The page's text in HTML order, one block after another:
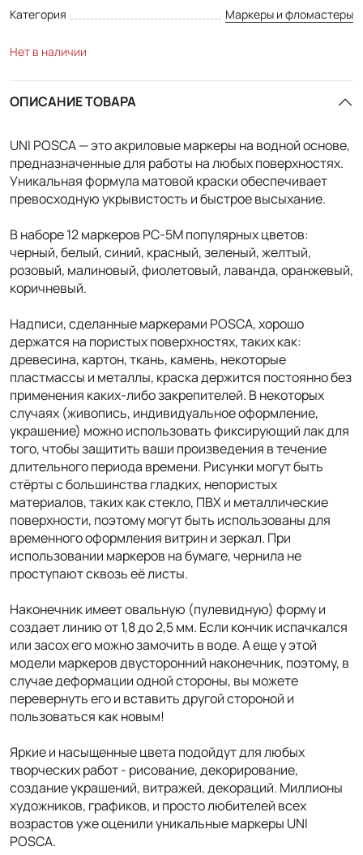
Категория
Маркеры и фломастеры
Нет в наличии
ОПИСАНИЕ ТОВАРА
UNI POSCA — это акриловые маркеры на водной основе,
предназначенные для работы на любых поверхностях.
Уникальная формула матовой краски обеспечивает
превосходную укрывистость и быстрое высыхание.
В наборе 12 маркеров PC-5M популярных цветов:
черный, белый, синий, красный, зеленый, желтый,
розовый, малиновый, фиолетовый, лаванда, оранжевый,
коричневый.
Надписи, сделанные маркерами POSCA, хорошо
держатся на пористых поверхностях, таких как:
древесина, картон, ткань, камень, некоторые
пластмассы и металлы, краска держится постоянно без
применения каких-либо закрепителей. В некоторых
случаях (живопись, индивидуальное оформление,
украшение) можно использовать фиксирующий лак для
того, чтобы защитить ваши произведения в течение
длительного периода времени. Рисунки могут быть
стёрты с большинства гладких, непористых
материалов, таких как стекло, ПВХ и металлические
поверхности, поэтому могут быть использованы для
временного оформления витрин и зеркал. При
использовании маркеров на бумаге, чернила не
проступают сквозь её листы.
Наконечник имеет овальную (пулевидную) форму и
создает линию от 1,8 до 2,5 мм. Если кончик испачкался
или засох его можно замочить в воде. А еще у этой
модели маркеров двусторонний наконечник, поэтому, в
случае деформации одной стороны, вы можете
перевернуть его и вставить другой стороной и
пользоваться как новым!
Яркие и насыщенные цвета подойдут для любых
творческих работ - рисование, декорирование,
создание украшений, витражей, декораций. Миллионы
художников, графиков, и просто любителей всех
возрастов уже оценили уникальные маркеры UNI
POSCA.